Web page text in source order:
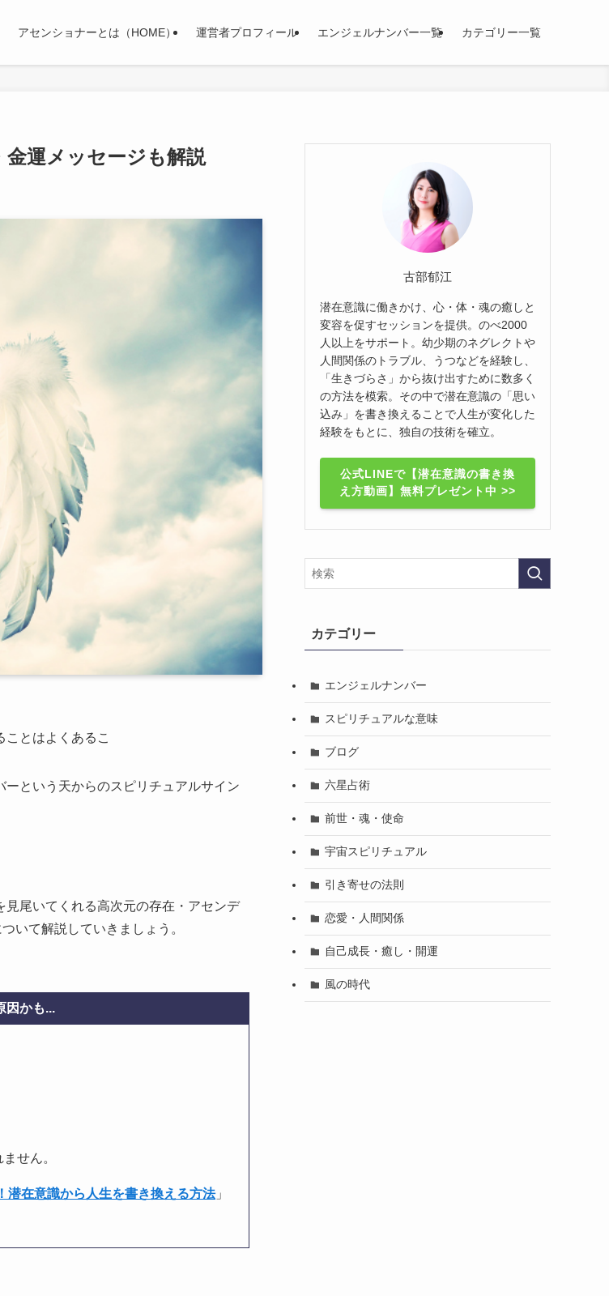
アセンショナーとは（HOME） 運営者プロフィール エンジェルナンバー一覧 カテゴリー一覧
運メッセージも解説
とはよくあるこ
という天からのスピリチュアルサイン
尾いてくれる高次元の存在・アセンデ
いて解説していきましょう。
因かも...
せん。
潜在意識から人生を書き換える方法」
古部郁江
潜在意識に働きかけ、心・体・魂の癒しと
変容を促すセッションを提供。のべ2000
人以上をサポート。幼少期のネグレクトや
人間関係のトラブル、うつなどを経験し、
「生きづらさ」から抜け出すために数多く
の方法を模索。その中で潜在意識の「思い
込み」を書き換えることで人生が変化した
経験をもとに、独自の技術を確立。
公式LINEで【潜在意識の書き換
え方動画】無料プレゼント中 >>
カテゴリー
エンジェルナンバー
スピリチュアルな意味
ブログ
六星占術
前世・魂・使命
宇宙スピリチュアル
引き寄せの法則
恋愛・人間関係
自己成長・癒し・開運
風の時代